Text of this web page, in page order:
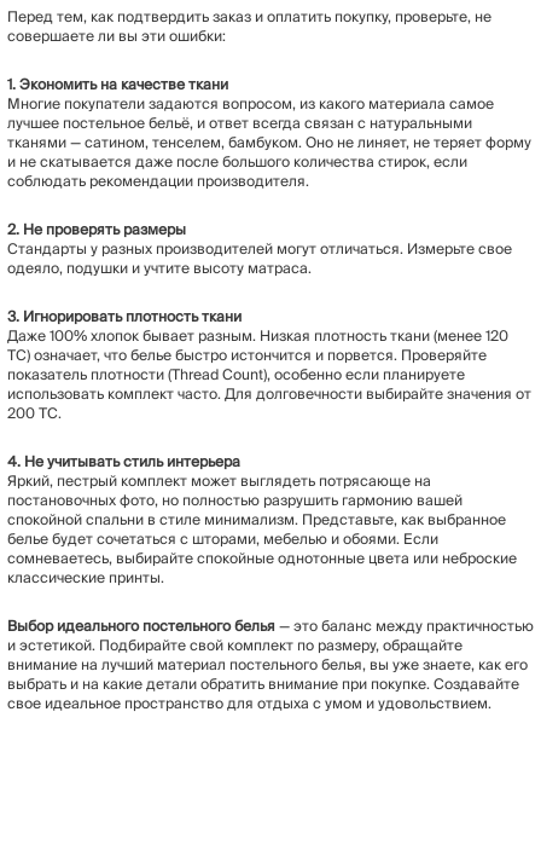
Перед тем, как подтвердить заказ и оплатить покупку, проверьте, не
совершаете ли вы эти ошибки:
1. Экономить на качестве ткани
Многие покупатели задаются вопросом, из какого материала самое
лучшее постельное бельё, и ответ всегда связан с натуральными
тканями — сатином, тенселем, бамбуком. Оно не линяет, не теряет форму
и не скатывается даже после большого количества стирок, если
соблюдать рекомендации производителя.
2. Не проверять размеры
Стандарты у разных производителей могут отличаться. Измерьте свое
одеяло, подушки и учтите высоту матраса.
3. Игнорировать плотность ткани
Даже 100% хлопок бывает разным. Низкая плотность ткани (менее 120
TC) означает, что белье быстро истончится и порвется. Проверяйте
показатель плотности (Thread Count), особенно если планируете
использовать комплект часто. Для долговечности выбирайте значения от
200 TC.
4. Не учитывать стиль интерьера
Яркий, пестрый комплект может выглядеть потрясающе на
постановочных фото, но полностью разрушить гармонию вашей
спокойной спальни в стиле минимализм. Представьте, как выбранное
белье будет сочетаться с шторами, мебелью и обоями. Если
сомневаетесь, выбирайте спокойные однотонные цвета или неброские
классические принты.
Выбор идеального постельного белья— это баланс между практичностью
и эстетикой. Подбирайте свой комплект по размеру, обращайте
внимание на лучший материал постельного белья, вы уже знаете, как его
выбрать и на какие детали обратить внимание при покупке. Создавайте
свое идеальное пространство для отдыха с умом и удовольствием.